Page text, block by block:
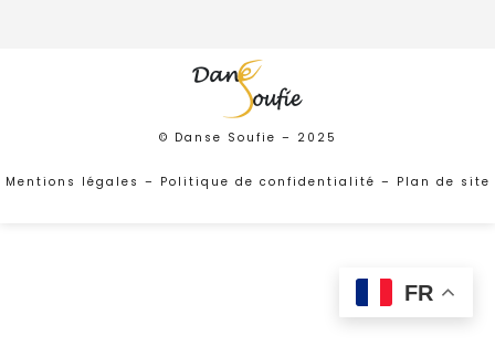
© Danse Soufie – 2025
Mentions légales – Politique de confidentialité – Plan de site
FR